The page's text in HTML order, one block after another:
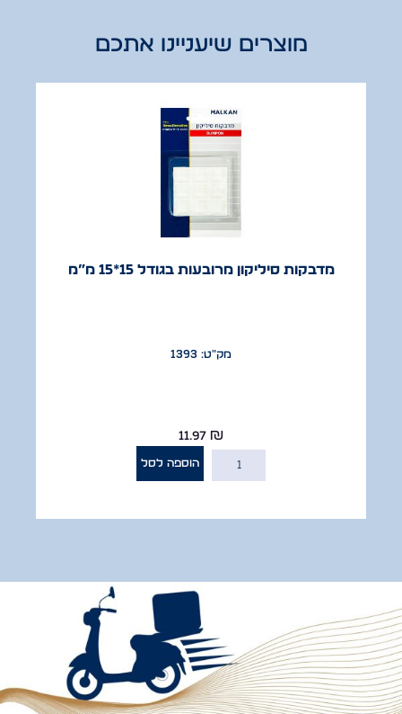
מוצרים שיעניינו אתכם
מדבקות סיליקון מרובעות בגודל 15*15 מ”מ
מק"ט: 1393
11.97₪
הוספה לסל